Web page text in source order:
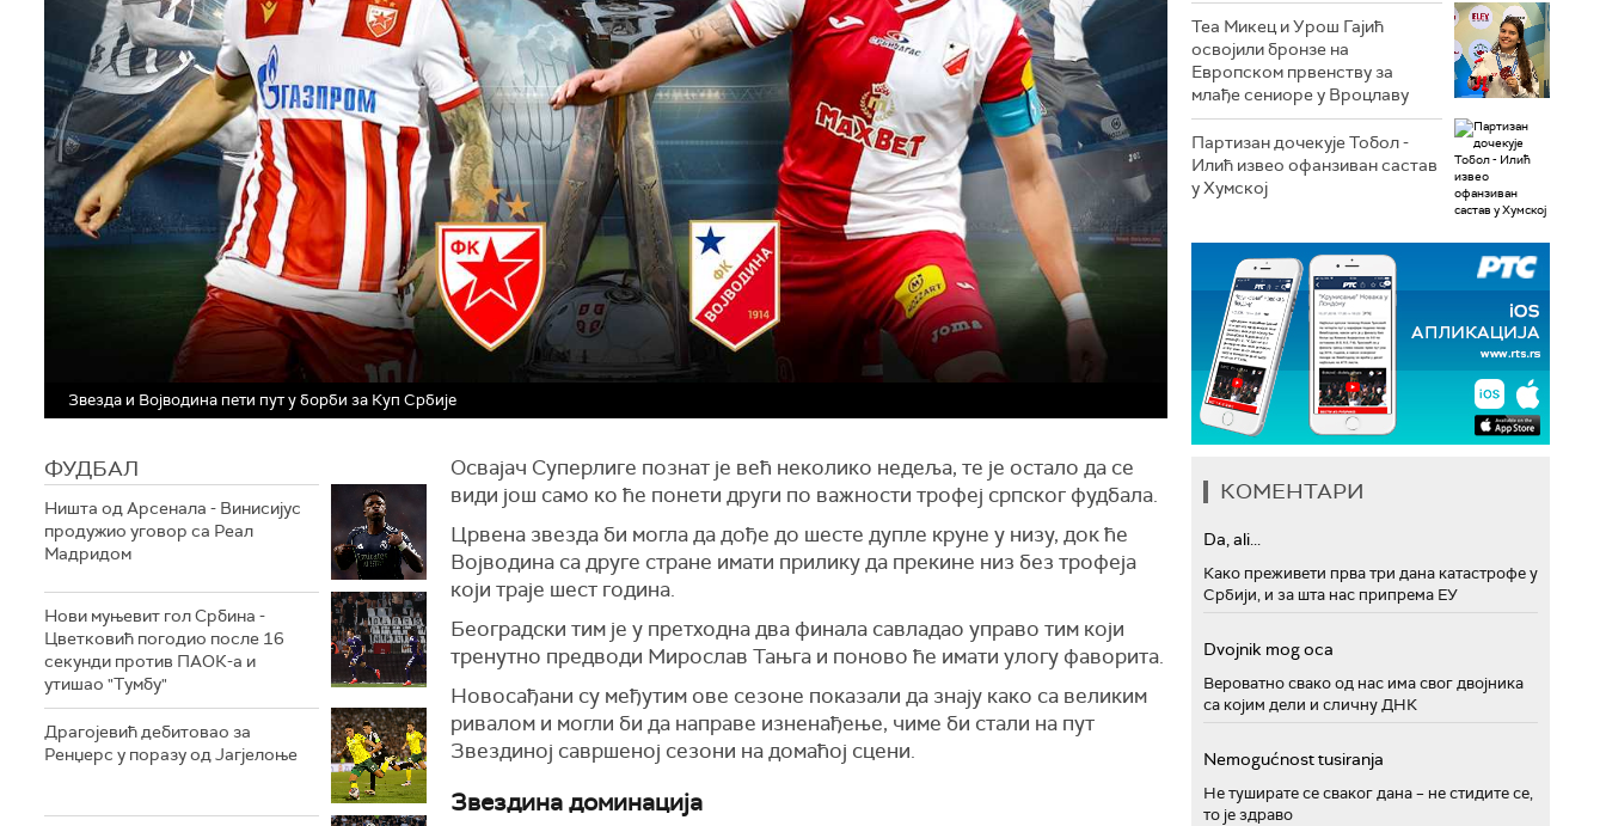
Звезда и Војводина пети пут у борби за Куп Србије
ФУДБАЛ
Ништа од Арсенала - Винисијус
продужио уговор са Реал
Мадридом
Нови муњевит гол Србина -
Цветковић погодио после 16
секунди против ПАОК-а и
утишао "Тумбу"
Драгојевић дебитовао за
Ренџерс у поразу од Јагјелоње
Освајач Суперлиге познат је већ неколико недеља, те је остало да се
види још само ко ће понети други по важности трофеј српског фудбала.
Црвена звезда би могла да дође до шесте дупле круне у низу, док ће
Војводина са друге стране имати прилику да прекине низ без трофеја
који траје шест година.
Београдски тим је у претходна два финала савладао управо тим који
тренутно предводи Мирослав Тањга и поново ће имати улогу фаворита.
Новосађани су међутим ове сезоне показали да знају како са великим
ривалом и могли би да направе изненађење, чиме би стали на пут
Звездиној савршеној сезони на домаћој сцени.
Звездина доминација
Теа Микец и Урош Гајић
освојили бронзе на
Европском првенству за
млађе сениоре у Вроцлаву
Партизан дочекује Тобол -
Илић извео офанзиван састав
у Хумској
КОМЕНТАРИ
Da, ali...
Како преживети прва три дана катастрофе у
Србији, и за шта нас припрема ЕУ
Dvojnik mog oca
Вероватно свако од нас има свог двојника
са којим дели и сличну ДНК
Nemogućnost tusiranja
Не туширате се сваког дана – не стидите се,
то је здраво